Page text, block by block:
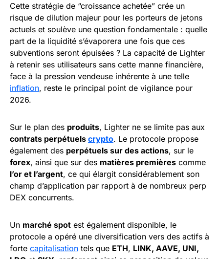
Cette stratégie de “croissance achetée” crée un
risque de dilution majeur pour les porteurs de jetons
actuels et soulève une question fondamentale : quelle
part de la liquidité s’évaporera une fois que ces
subventions seront épuisées ? La capacité de Lighter
à retenir ses utilisateurs sans cette manne financière,
face à la pression vendeuse inhérente à une telle
inflation, reste le principal point de vigilance pour
2026.
Sur le plan des produits, Lighter ne se limite pas aux
contrats perpétuels crypto. Le protocole propose
également des perpétuels sur des actions, sur le
forex, ainsi que sur des matières premières comme
l’or et l’argent, ce qui élargit considérablement son
champ d’application par rapport à de nombreux perp
DEX concurrents.
Un marché spot est également disponible, le
protocole a opéré une diversification vers des actifs à
forte capitalisation tels que ETH, LINK, AAVE, UNI,